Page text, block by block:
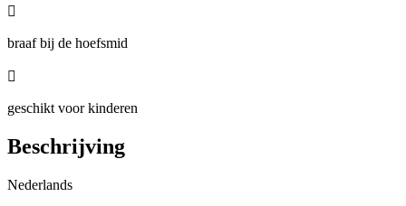

braaf bij de hoefsmid

geschikt voor kinderen
Beschrijving
Nederlands